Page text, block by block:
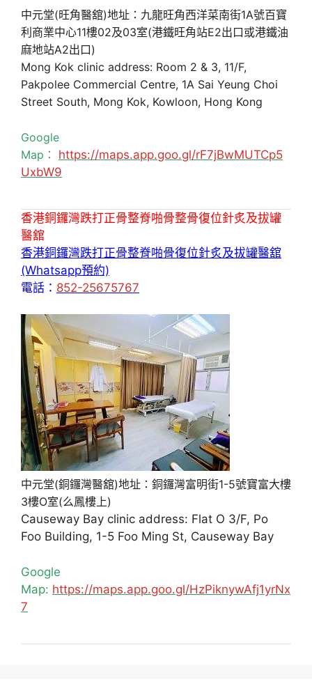
中元堂(旺角醫舘)地址：九龍旺角西洋菜南街1A號百寶
利商業中心11樓02及03室(港鐵旺角站E2出口或港鐵油
麻地站A2出口)
Mong Kok clinic address: Room 2 & 3, 11/F,
Pakpolee Commercial Centre, 1A Sai Yeung Choi
Street South, Mong Kok, Kowloon, Hong Kong
Google
Map： https://maps.app.goo.gl/rF7jBwMUTCp5
UxbW9
香港銅鑼灣跌打正骨整脊啪骨整骨復位針炙及拔罐
醫舘
香港銅鑼灣跌打正骨整脊啪骨復位針炙及拔罐醫舘
(Whatsapp預約)
電話： 852-25675767
中元堂(銅鑼灣醫舘)地址：銅鑼灣富明街1-5號寶富大樓
3樓O室(么鳳樓上)
Causeway Bay clinic address: Flat O 3/F, Po
Foo Building, 1-5 Foo Ming St, Causeway Bay
Google
Map: https://maps.app.goo.gl/HzPiknywAfj1yrNx
7